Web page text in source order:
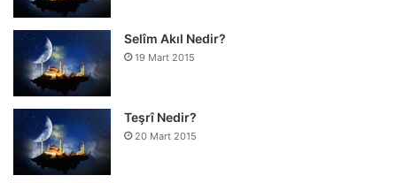
Selîm Akıl Nedir?
19 Mart 2015
Teşrî Nedir?
20 Mart 2015